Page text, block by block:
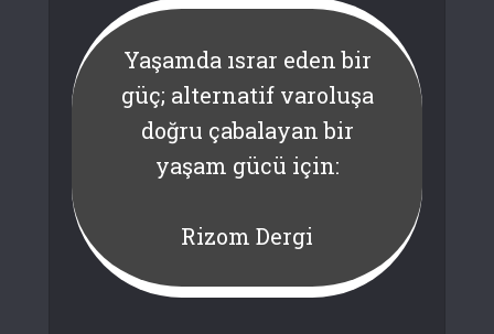
Yaşamda ısrar eden bir
güç; alternatif varoluşa
doğru çabalayan bir
yaşam gücü için:
Rizom Dergi